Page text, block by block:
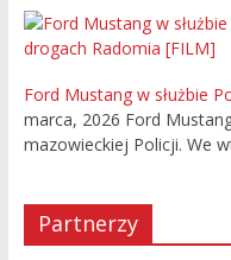
Ford Mustang w służbie
marca, 2026 Ford
mazowieckiej Policji. We
Partnerzy